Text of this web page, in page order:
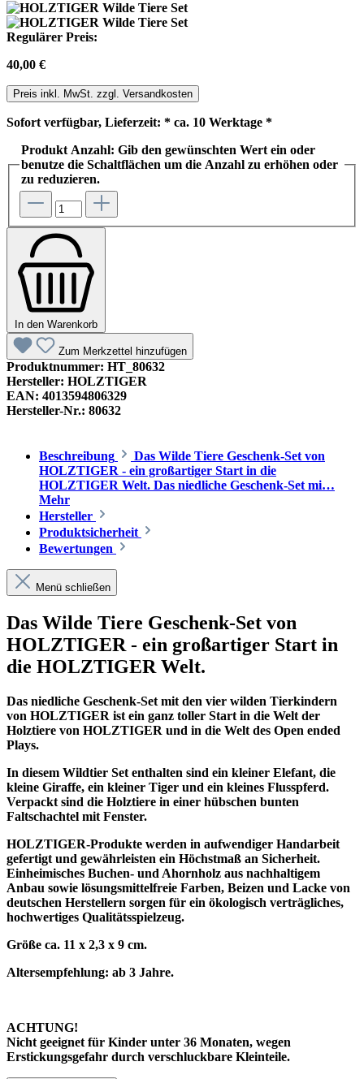
Regulärer Preis:
40,00 €
Preis inkl. MwSt. zzgl. Versandkosten
Sofort verfügbar, Lieferzeit: * ca. 10 Werktage *
Produkt Anzahl: Gib den gewünschten Wert ein oder
benutze die Schaltflächen um die Anzahl zu erhöhen oder
zu reduzieren.
In den Warenkorb
Zum Merkzettel hinzufügen
Produktnummer: HT_80632
Hersteller: HOLZTIGER
EAN: 4013594806329
Hersteller-Nr.: 80632
Beschreibung
Das Wilde Tiere Geschenk-Set von
HOLZTIGER - ein großartiger Start in die
HOLZTIGER Welt. Das niedliche Geschenk-Set mi…
Mehr
Hersteller
Produktsicherheit
Bewertungen
Menü schließen
Das Wilde Tiere Geschenk-Set von
HOLZTIGER - ein großartiger Start in
die HOLZTIGER Welt.
Das niedliche Geschenk-Set mit den vier wilden Tierkindern
von HOLZTIGER ist ein ganz toller Start in die Welt der
Holztiere von HOLZTIGER und in die Welt des Open ended
Plays.
In diesem Wildtier Set enthalten sind ein kleiner Elefant, die
kleine Giraffe, ein kleiner Tiger und ein kleines Flusspferd.
Verpackt sind die Holztiere in einer hübschen bunten
Faltschachtel mit Fenster.
HOLZTIGER-Produkte werden in aufwendiger Handarbeit
gefertigt und gewährleisten ein Höchstmaß an Sicherheit.
Einheimisches Buchen- und Ahornholz aus nachhaltigem
Anbau sowie lösungsmittelfreie Farben, Beizen und Lacke von
deutschen Herstellern sorgen für ein ökologisch verträgliches,
hochwertiges Qualitätsspielzeug.
Größe ca. 11 x 2,3 x 9 cm.
Altersempfehlung: ab 3 Jahre.
ACHTUNG!
Nicht geeignet für Kinder unter 36 Monaten, wegen
Erstickungsgefahr durch verschluckbare Kleinteile.